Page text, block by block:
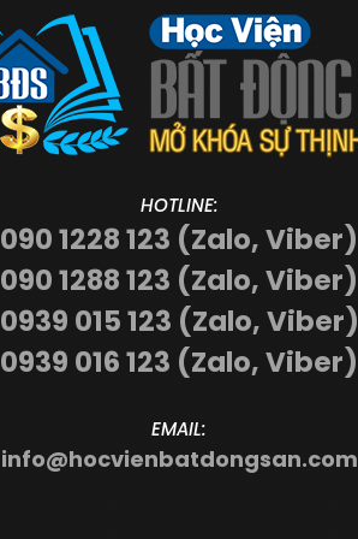
HOTLINE:
090 1228 123 (Zalo, Viber)
090 1288 123 (Zalo, Viber)
0939 015 123 (Zalo, Viber)
0939 016 123 (Zalo, Viber)
EMAIL:
info@hocvienbatdongsan.com